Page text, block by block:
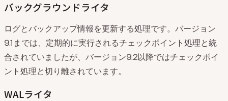
バックグラウンドライタ
ログとバックアップ情報を更新する処理です。バージョン
9.1までは、定期的に実行されるチェックポイント処理と統
合されていましたが、バージョン9.2以降ではチェックポイ
ント処理と切り離されています。
WALライタ